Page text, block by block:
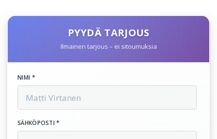
PYYDÄ TARJOUS
Ilmainen tarjous – ei sitoumuksia
NIMI *
SÄHKÖPOSTI *